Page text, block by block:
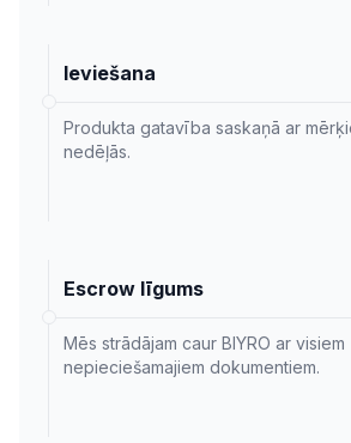
Ieviešana
Produkta gatavība saskaņā ar
nedēļās.
Escrow līgums
Mēs strādājam caur BIYRO ar visiem
nepieciešamajiem dokumentiem.